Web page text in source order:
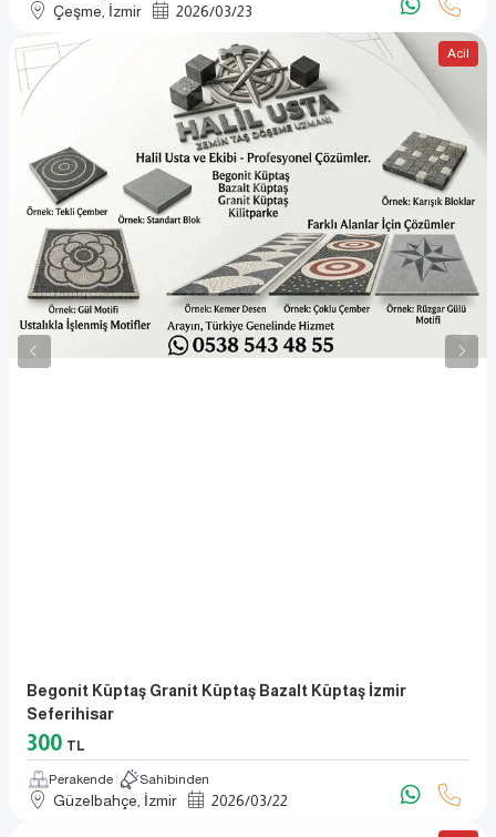
Çeşme, İzmir 2026/03/23
Acil
Begonit Küptaş Granit Küptaş Bazalt Küptaş İzmir
Seferihisar
300 TL
Perakende Sahibinden
Güzelbahçe, İzmir 2026/03/22